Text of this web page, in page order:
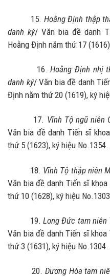
15. Hoằng Định thập
danh ký/ Văn bia đề danh
Hoằng Định năm thứ 17
16.Hoằng Định nhị
danh ký/ Văn bia đề danh
Định năm thứ 20 (1619), ký
17. Vĩnh Tộ ngũ niên
Văn bia đề danh Tiến sĩ
thứ 5 (1623), ký hiệu No.1354.
18. Vĩnh Tộ thập niên
Văn bia đề danh Tiến sĩ
thứ 10 (1628), ký hiệu
19. Long Đức tam niên
Văn bia đề danh Tiến sĩ
thứ 3 (1631), ký hiệu No.1304.
20. Dương Hòa tam